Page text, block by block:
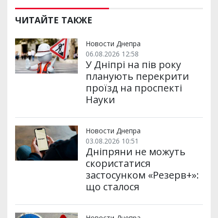
и
р
и
и
e
b
o
k
t
t
e
i
l
e
m p
ЧИТАЙТЕ ТАКЖЕ
Новости Днепра
06.08.2026 12:58
У Дніпрі на пів року
планують перекрити
проїзд на проспекті
Науки
Новости Днепра
03.08.2026 10:51
Дніпряни не можуть
скористатися
застосунком «Резерв+»:
що сталося